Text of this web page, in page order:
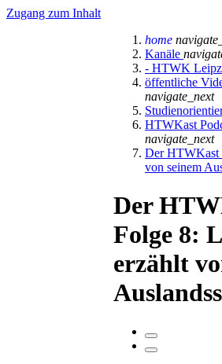
Zugang zum Inhalt
home
Kanäle
- HTWK
öffentliche
navigate_next
HTWKast
navigate_next
Der HTWKast
von seinem
Der
Folge 8:
erzählt